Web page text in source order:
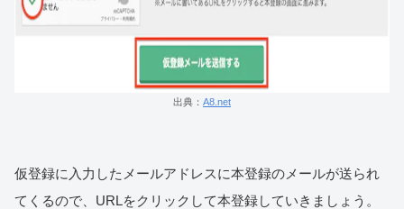
出典： A8.net
仮登録に入力したメールアドレスに本登録のメールが送られ
てくるので、URLをクリックして本登録していきましょう。